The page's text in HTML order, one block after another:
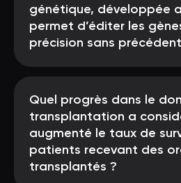
génétique, développée
permet d’éditer les
précision sans
Quel progrès dans le
transplantation a
augmenté le taux de
patients recevant des
transplantés ?